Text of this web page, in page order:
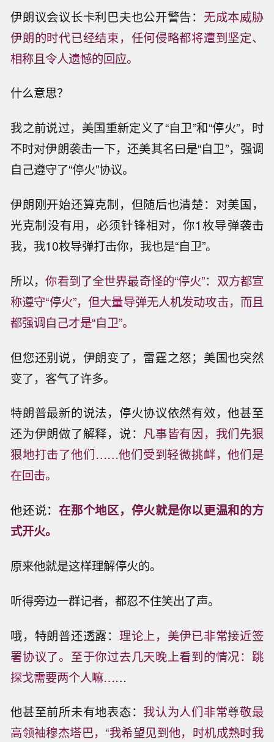
伊朗议会议长卡利巴夫也公开警告： 无成本威胁
伊朗的时代已经结束，任何侵略都将遭到坚定、
相称且令人遗憾的回应。
什么意思？
我之前说过，美国重新定义了“自卫”和“停火”，时
不时对伊朗袭击一下，还美其名曰是“自卫”，强调
自己遵守了“停火”协议。
伊朗刚开始还算克制，但随后也清楚：对美国，
光克制没有用，必须针锋相对，你1枚导弹袭击
我，我10枚导弹打击你，我也是“自卫”。
所以，你看到了全世界最奇怪的“停火”：双方都宣
称遵守“停火”，但大量导弹无人机发动攻击，而且
都强调自己才是“自卫”。
但您还别说，伊朗变了，雷霆之怒；美国也突然
变了，客气了许多。
特朗普最新的说法，停火协议依然有效，他甚至
还为伊朗做了解释，说： 凡事皆有因，我们先狠
狠地打击了他们……他们受到轻微挑衅，他们是
在回击。
他还说：在那个地区，停火就是你以更温和的方
式开火。
原来他就是这样理解停火的。
听得旁边一群记者，都忍不住笑出了声。
哦，特朗普还透露： 理论上，美伊已非常接近签
署协议了。至于你过去几天晚上看到的情况：跳
探戈需要两个人嘛……
他甚至前所未有地表态： 我认为人们非常尊敬最
高领袖穆杰塔巴，“我希望见到他，时机成熟时我